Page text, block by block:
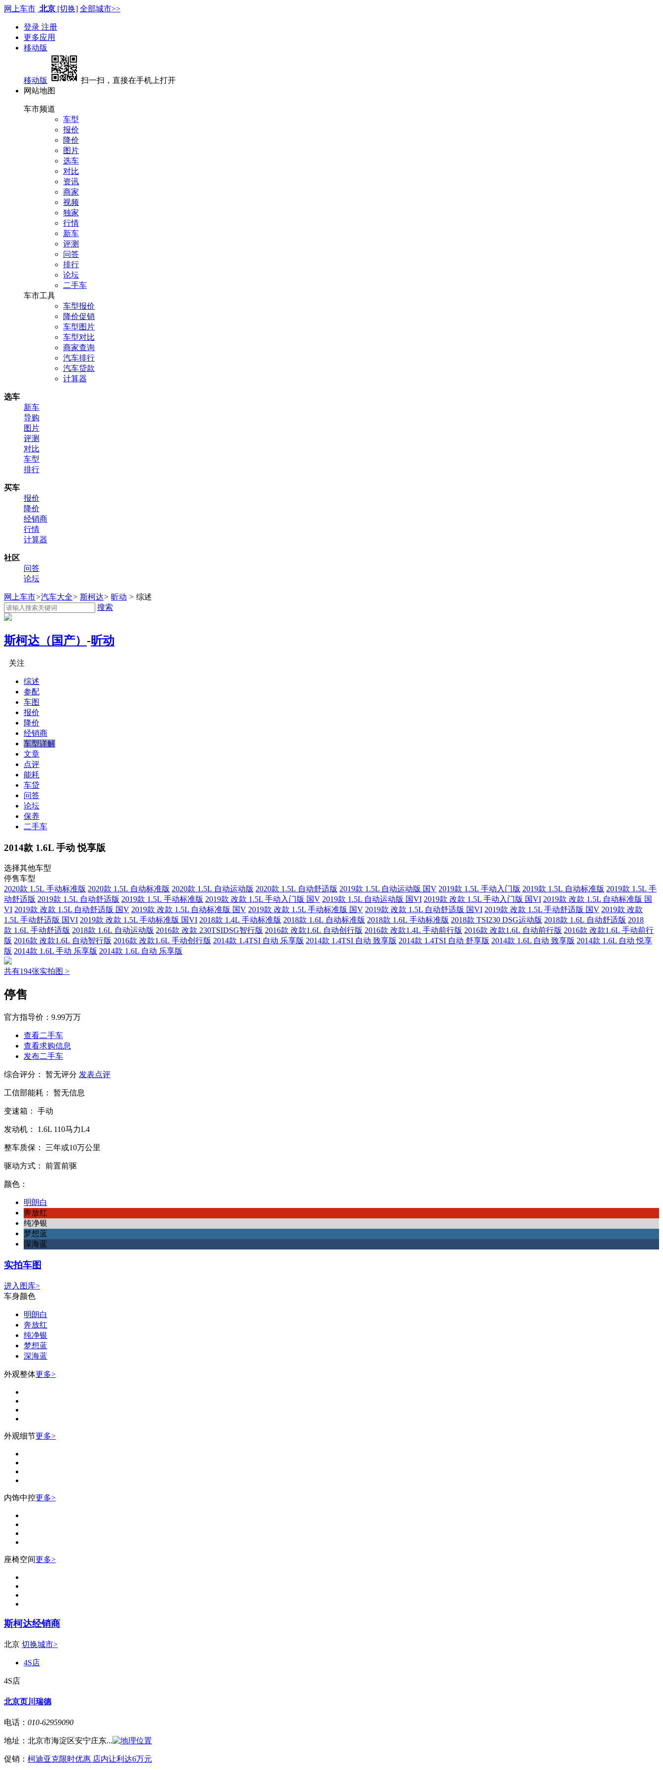
网上车市 北京 [切换] 全部城市>>
登录 注册
更多应用
移动版
移动版
扫一扫，直接在手机上打开
网站地图
车市频道
车型
报价
降价
图片
选车
对比
资讯
商家
视频
独家
行情
新车
评测
问答
排行
论坛
二手车
车市工具
车型报价
降价促销
车型图片
车型对比
商家查询
汽车排行
汽车贷款
计算器
选车
新车
导购
图片
评测
对比
车型
排行
买车
报价
降价
经销商
行情
计算器
社区
问答
论坛
网上车市>汽车大全> 斯柯达> 昕动 > 综述
搜索
斯柯达（国产） -昕动
关注
综述
参配
车图
报价
降价
经销商
车型详解
文章
点评
能耗
车贷
问答
论坛
保养
二手车
2014款 1.6L 手动 悦享版
选择其他车型
停售车型
2020款 1.5L 手动标准版 2020款 1.5L 自动标准版 2020款 1.5L 自动运动版 2020款 1.5L 自动舒适版 2019款 1.5L 自动运动版 国V 2019款 1.5L 手动入门版 2019款 1.5L 自动标准版 2019款 1.5L 手
动舒适版 2019款 1.5L 自动舒适版 2019款 1.5L 手动标准版 2019款 改款 1.5L 手动入门版 国V 2019款 1.5L 自动运动版 国VI 2019款 改款 1.5L 手动入门版 国VI 2019款 改款 1.5L 自动标准版 国
VI 2019款 改款 1.5L 自动舒适版 国V 2019款 改款 1.5L 自动标准版 国V 2019款 改款 1.5L 手动标准版 国V 2019款 改款 1.5L 自动舒适版 国VI 2019款 改款 1.5L 手动舒适版 国V 2019款 改款
1.5L 手动舒适版 国VI 2019款 改款 1.5L 手动标准版 国VI 2018款 1.4L 手动标准版 2018款 1.6L 自动标准版 2018款 1.6L 手动标准版 2018款 TSI230 DSG运动版 2018款 1.6L 自动舒适版 2018
款 1.6L 手动舒适版 2018款 1.6L 自动运动版 2016款 改款 230TSIDSG智行版 2016款 改款1.6L 自动创行版 2016款 改款1.4L 手动前行版 2016款 改款1.6L 自动前行版 2016款 改款1.6L 手动前行
版 2016款 改款1.6L 自动智行版 2016款 改款1.6L 手动创行版 2014款 1.4TSI 自动 乐享版 2014款 1.4TSI 自动 致享版 2014款 1.4TSI 自动 舒享版 2014款 1.6L 自动 致享版 2014款 1.6L 自动 悦享
版 2014款 1.6L 手动 乐享版 2014款 1.6L 自动 乐享版
共有194张实拍图 >
停售
官方指导价： 9.99万万
查看二手车
查看求购信息
发布二手车
综合评分： 暂无评分 发表点评
工信部能耗： 暂无信息
变速箱： 手动
发动机： 1.6L 110马力L4
整车质保： 三年或10万公里
驱动方式： 前置前驱
颜色：
明朗白
奔放红
纯净银
梦想蓝
深海蓝
实拍车图
进入图库>
车身颜色
明朗白
奔放红
纯净银
梦想蓝
深海蓝
外观整体更多>
外观细节更多>
内饰中控更多>
座椅空间更多>
斯柯达经销商
北京 切换城市>
4S店
4S店
北京页川瑞德
电话： 010-62959090
地址： 北京市海淀区安宁庄东...
促销： 柯迪亚克限时优惠 店内让利达6万元